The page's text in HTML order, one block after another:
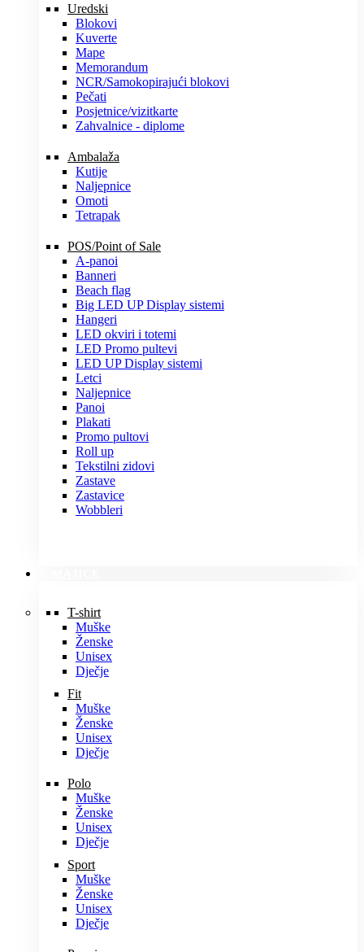
Uredski
Blokovi
Kuverte
Mape
Memorandum
NCR/Samokopirajući blokovi
Pečati
Posjetnice/vizitkarte
Zahvalnice - diplome
Ambalaža
Kutije
Naljepnice
Omoti
Tetrapak
POS/Point of Sale
A-panoi
Banneri
Beach flag
Big LED UP Display sistemi
Hangeri
LED okviri i totemi
LED Promo pultevi
LED UP Display sistemi
Letci
Naljepnice
Panoi
Plakati
Promo pultovi
Roll up
Tekstilni zidovi
Zastave
Zastavice
Wobbleri
T-shirt
Muške
Ženske
Unisex
Dječje
Fit
Muške
Ženske
Unisex
Dječje
Polo
Muške
Ženske
Unisex
Dječje
Sport
Muške
Ženske
Unisex
Dječje